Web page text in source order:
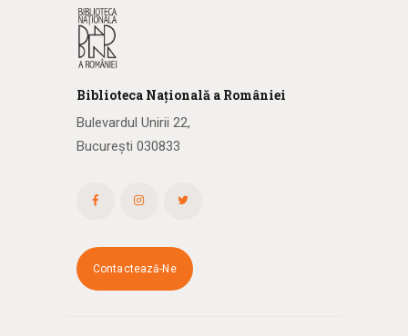
Biblioteca Națională a României
Bulevardul Unirii 22,
București 030833
Contactează-Ne